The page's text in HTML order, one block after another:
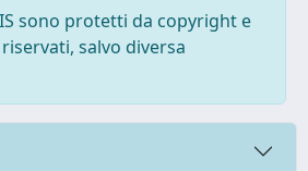
sono protetti da copyright e
salvo diversa